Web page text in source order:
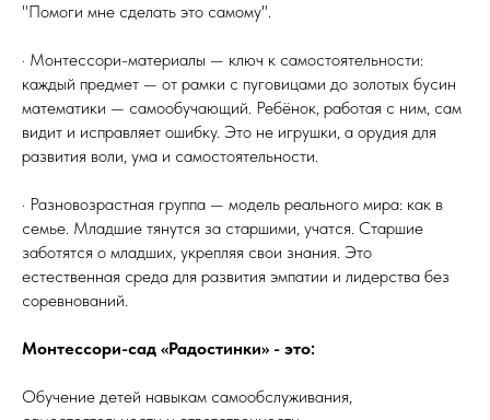
"Помоги мне сделать это самому".
· Монтессори-материалы — ключ к самостоятельности:
каждый предмет — от рамки с пуговицами до золотых бусин
математики — самообучающий. Ребёнок, работая с ним, сам
видит и исправляет ошибку. Это не игрушки, а орудия для
развития воли, ума и самостоятельности.
· Разновозрастная группа — модель реального мира: как в
семье. Младшие тянутся за старшими, учатся. Старшие
заботятся о младших, укрепляя свои знания. Это
естественная среда для развития эмпатии и лидерства без
соревнований.
Монтессори-сад «Радостинки» - это:
Обучение детей навыкам самообслуживания,